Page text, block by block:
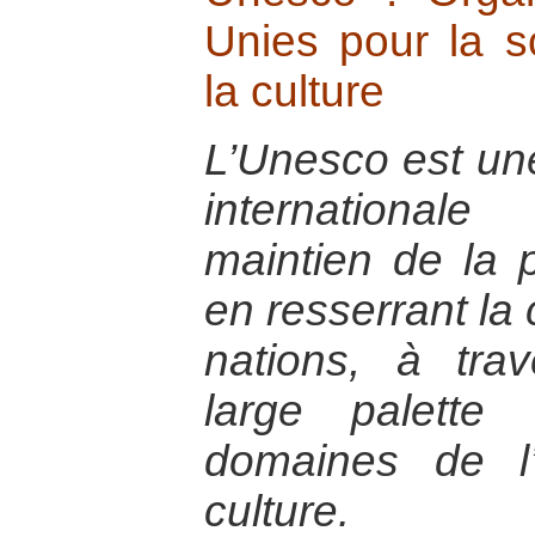
Unies pour la
la culture
L’Unesco est
maintien de la
en resserrant la
nations, à
large palette
domaines de
culture.